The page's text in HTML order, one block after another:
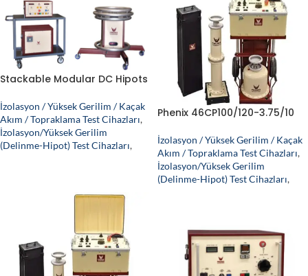
Stackable Modular DC Hipots
İzolasyon / Yüksek Gerilim / Kaçak
Akım / Topraklama Test Cihazları,
İzolasyon/Yüksek Gerilim
(Delinme-Hipot) Test Cihazları,
Phenix 46CP100/120-3.75/10
İzolasyon / Yüksek Gerilim / Kaçak
Akım / Topraklama Test Cihazları,
İzolasyon/Yüksek Gerilim
(Delinme-Hipot) Test Cihazları,